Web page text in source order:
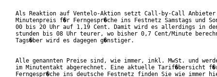
Als Reaktion auf Ventelo-Aktion setzt Call-by-Call Anbieter
Minutenpreis f�r Ferngespr�che ins Festnetz Samstags und
00 bis 20 Uhr auf 1,19 Cent. Damit wird es allerdings in
stunden bis 08 Uhr teurer, wo bisher 0,7 Cent/Minute
Tags�ber wird es dagegen g�nstiger.
Alle genannten Preise sind, wie immer, inkl. MwSt. und
im Minutentakt abgerechnet. Eine aktuelle Tarif�bersicht